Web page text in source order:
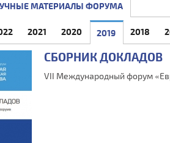
МАТЕРИАЛЫ ФОРУМА
2021 2020 2019 (АКТИВНАЯ
2018
СБОРНИК ДОКЛАДОВ
VII Международный форум